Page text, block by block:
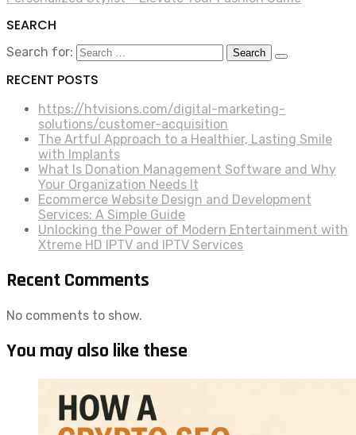
SEARCH
Search for:
RECENT POSTS
https://htvisions.com/digital-marketing-
solutions/customer-acquisition
The Artful Approach to a Healthier, Lasting Smile
with Implants
What Is Donation Management Software and Why
Your Organization Needs It
Ecommerce Website Design and Development
Services: A Simple Guide
Unlocking the Power of Modern Entertainment with
Xtreme HD IPTV and IPTV Services
Recent Comments
No comments to show.
You may also like these